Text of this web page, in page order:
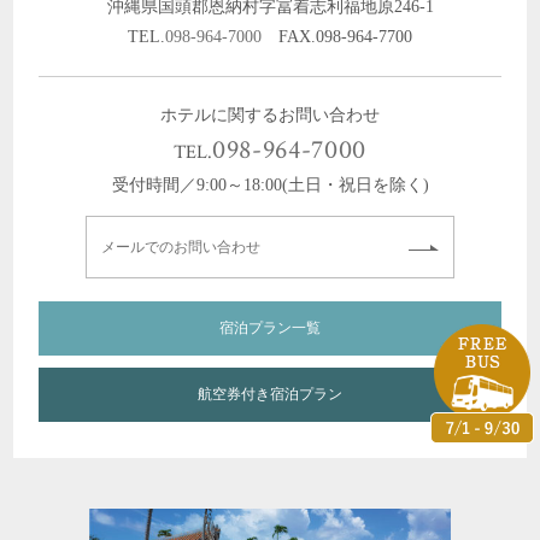
沖縄県国頭郡恩納村字冨着志利福地原246-1
TEL.098-964-7000 FAX.098-964-7700
ホテルに関するお問い合わせ
TEL.098-964-7000
受付時間／9:00～18:00(土日・祝日を除く)
メールでのお問い合わせ
宿泊プラン一覧
航空券付き宿泊プラン